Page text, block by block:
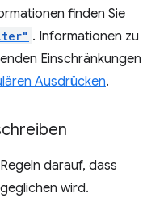
finden Sie
. Informationen zu
Einschränkungen
Ausdrücken.
darauf, dass
wird.